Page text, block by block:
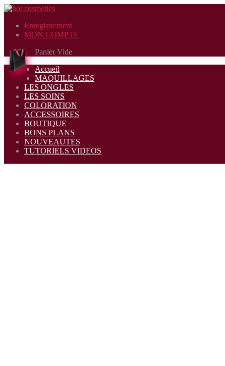
Enregistrement
MON COMPTE
Panier Vide
Accueil
MAQUILLAGES
LES ONGLES
LES SOINS
COLORATION
ACCESSOIRES
BOUTIQUE
BONS PLANS
NOUVEAUTES
TUTORIELS VIDEOS